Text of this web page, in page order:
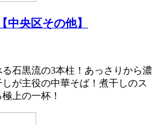
中央区その他】
石黒流の3本柱！あっさりから濃
が主役の中華そば！煮干しのス
上の一杯！